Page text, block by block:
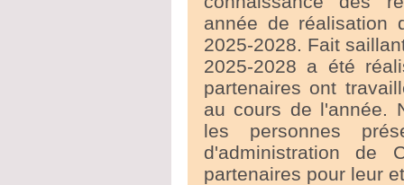
année de réalisation
2025-2028. Fait
2025-2028 a été
partenaires ont
au cours de l'année.
les personnes
d'administration de
partenaires pour leur